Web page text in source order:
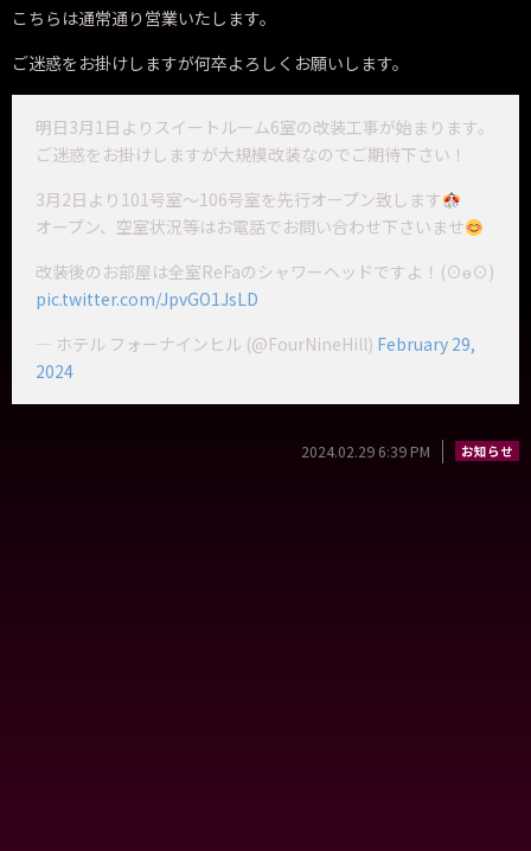
こちらは通常通り営業いたします。
ご迷惑をお掛けしますが何卒よろしくお願いします。
明日3月1日よりスイートルーム6室の改装工事が始まります。
ご迷惑をお掛けしますが大規模改装なのでご期待下さい！
3月2日より101号室〜106号室を先行オープン致します
オープン、空室状況等はお電話でお問い合わせ下さいませ
改装後のお部屋は全室ReFaのシャワーヘッドですよ！(⊙ө⊙)
pic.twitter.com/JpvGO1JsLD
— ホテル フォーナインヒル (@FourNineHill) February 29,
2024
2024.02.29 6:39 PM お知らせ